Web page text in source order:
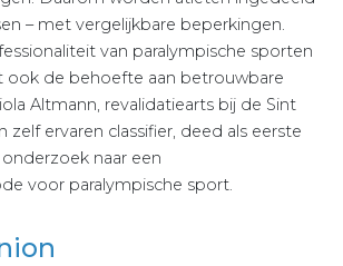
– met vergelijkbare beperkingen.
van paralympische sporten
de behoefte aan betrouwbare
Altmann, revalidatiearts bij de Sint
zelf ervaren classifier, deed als eerste
naar een
voor paralympische sport.